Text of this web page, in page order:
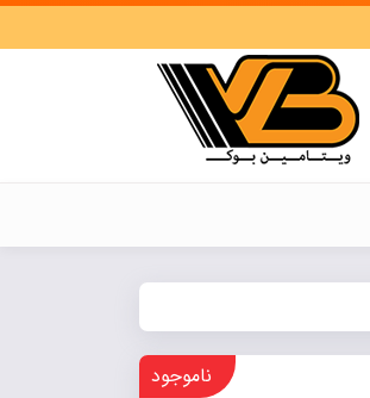
ناموجود